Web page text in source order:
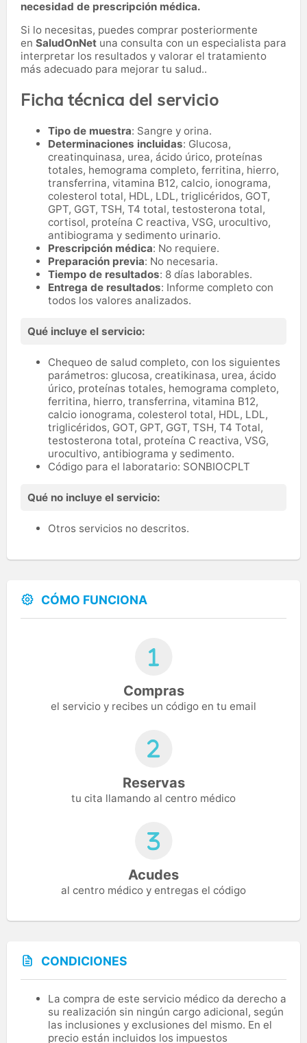
necesidad de prescripción médica.
Si lo necesitas, puedes comprar posteriormente
en SaludOnNet una consulta con un especialista para
interpretar los resultados y valorar el tratamiento
más adecuado para mejorar tu salud..
Ficha técnica del servicio
Tipo de muestra: Sangre y orina.
Determinaciones incluidas: Glucosa,
creatinquinasa, urea, ácido úrico, proteínas
totales, hemograma completo, ferritina, hierro,
transferrina, vitamina B12, calcio, ionograma,
colesterol total, HDL, LDL, triglicéridos, GOT,
GPT, GGT, TSH, T4 total, testosterona total,
cortisol, proteína C reactiva, VSG, urocultivo,
antibiograma y sedimento urinario.
Prescripción médica: No requiere.
Preparación previa: No necesaria.
Tiempo de resultados: 8 días laborables.
Entrega de resultados: Informe completo con
todos los valores analizados.
Qué incluye el servicio:
Chequeo de salud completo, con los siguientes
parámetros: glucosa, creatikinasa, urea, ácido
úrico, proteínas totales, hemograma completo,
ferritina, hierro, transferrina, vitamina B12,
calcio ionograma, colesterol total, HDL, LDL,
triglicéridos, GOT, GPT, GGT, TSH, T4 Total,
testosterona total, proteína C reactiva, VSG,
urocultivo, antibiograma y sedimento.
Código para el laboratario: SONBIOCPLT
Qué no incluye el servicio:
Otros servicios no descritos.
CÓMO FUNCIONA
Compras
el servicio y recibes un código en tu email
Reservas
tu cita llamando al centro médico
Acudes
al centro médico y entregas el código
CONDICIONES
La compra de este servicio médico da derecho a
su realización sin ningún cargo adicional, según
las inclusiones y exclusiones del mismo. En el
precio están incluidos los impuestos